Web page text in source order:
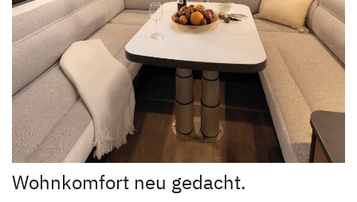
Wohnkomfort neu gedacht.